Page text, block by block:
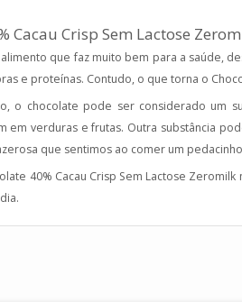
Cacau Crisp Sem Lactose
que faz muito bem para a saúde,
e proteínas. Contudo, o que torna o
o chocolate pode ser considerado um
em verduras e frutas. Outra substância
que sentimos ao comer um
40% Cacau Crisp Sem Lactose